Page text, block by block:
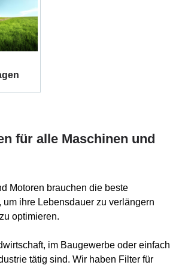
für alle Maschinen und
Motoren brauchen die beste
um ihre Lebensdauer zu verlängern
optimieren.
im Baugewerbe oder einfach
tätig sind. Wir haben Filter für